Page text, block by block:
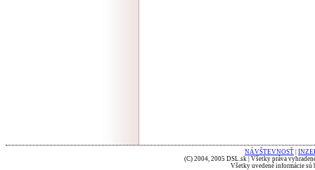
NÁVŠTEVNOSŤ
(C) 2004, 2005 DSL.sk | Všetky práva
Všetky uvedené informácie sú